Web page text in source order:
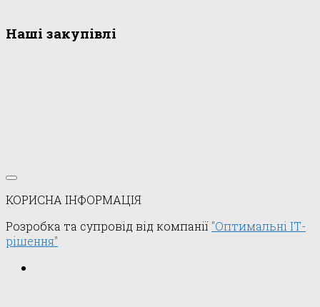
Наші закупівлі
КОРИСНА ІНФОРМАЦІЯ
Розробка та супровід від компанії "Оптимальні ІТ-
рішення"